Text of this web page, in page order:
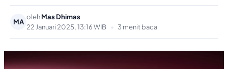
MA
olehMas Dhimas
22 Januari 2025, 13:16 WIB
• 3 menit baca